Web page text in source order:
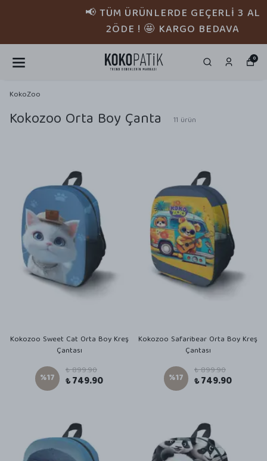
📢 TÜM ÜRÜNLERDE GEÇERLİ 3 AL
2ÖDE ! 🤩 KARGO BEDAVA
0
KokoZoo
Kokozoo Orta Boy Çanta 11 ürün
Kokozoo Sweet Cat Orta Boy Kreş
Çantası
%17
₺ 899.90
₺ 749.90
Kokozoo Safaribear Orta Boy Kreş
Çantası
%17
₺ 899.90
₺ 749.90